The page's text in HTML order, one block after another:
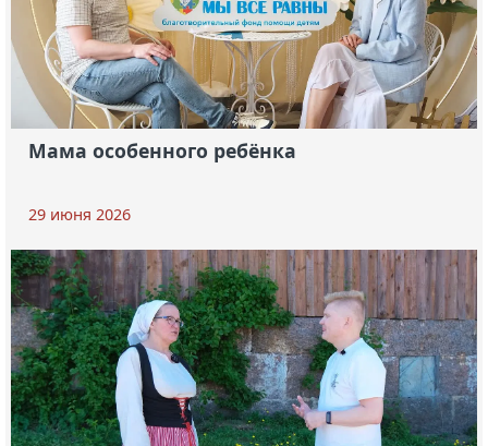
Мама особенного ребёнка
29 июня 2026